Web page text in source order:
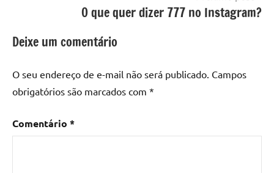
O que quer dizer 777 no Instagram?
Deixe um comentário
O seu endereço de e-mail não será publicado. Campos
obrigatórios são marcados com *
Comentário *